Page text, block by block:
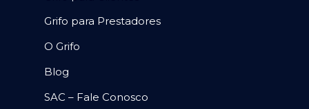
Grifo para Prestadores
O Grifo
Blog
SAC – Fale Conosco